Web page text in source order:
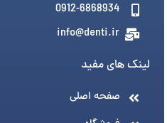
0912-6868934
info@denti.ir
لینک های مفید
صفحه اصلی